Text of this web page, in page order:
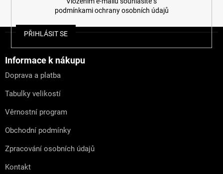
podmínkami ochrany osobních údajů
PŘIHLÁSIT SE
Informace k nákupu
Doprava a platba
Tabulky velikostí
Věrnostní program
Obchodní podmínky
Zpracování osobních údajů
Kontakt